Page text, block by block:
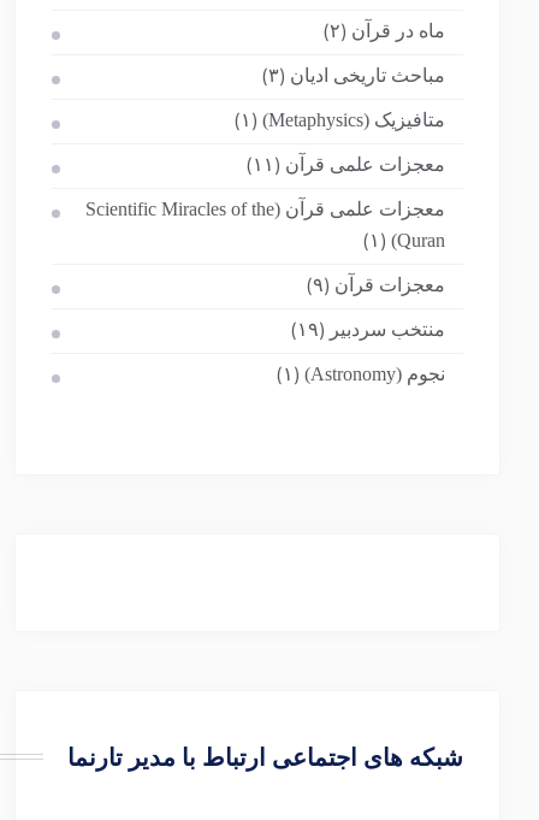
ماه در قرآن (۲)
مباحث تاریخی ادیان (۳)
متافیزیک (Metaphysics) (۱)
معجزات علمی قرآن (۱۱)
معجزات علمی قرآن (Scientific Miracles of the
Quran)
(۱)
معجزات قرآن (۹)
منتخب سردبیر (۱۹)
نجوم (Astronomy) (۱)
شبکه های اجتماعی ارتباط با مدیر تارنما